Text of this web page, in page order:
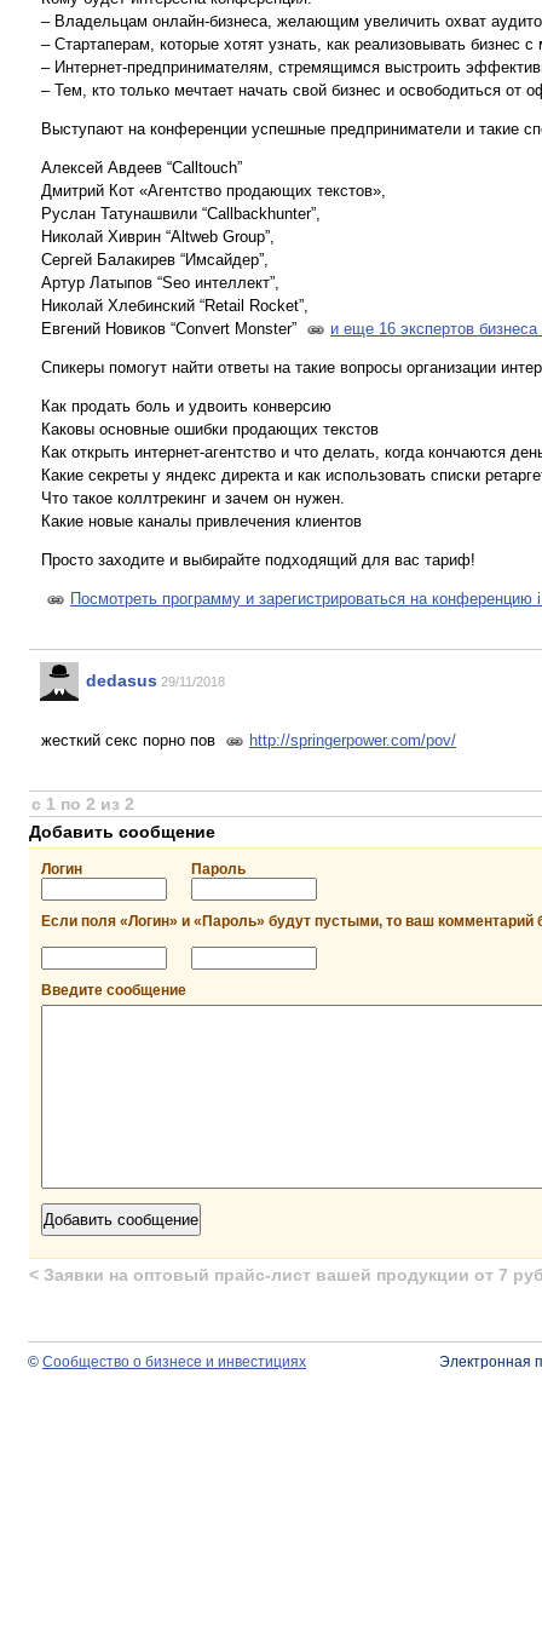
– Владельцам онлайн-бизнеса, желающим увеличить охват
– Стартаперам, которые хотят узнать, как реализовывать бизнес
– Интернет-предпринимателям, стремящимся выстроить
– Тем, кто только мечтает начать свой бизнес и освободиться от
Выступают на конференции успешные предприниматели и такие
Алексей Авдеев “Calltouch”
Дмитрий Кот «Агентство продающих текстов»,
Руслан Татунашвили “Callbackhunter”,
Николай Хиврин “Altweb Group”,
Сергей Балакирев “Имсайдер”,
Артур Латыпов “Seo интеллект”,
Николай Хлебинский “Retail Rocket”,
Евгений Новиков “Convert Monster”
и еще 16 экспертов
Спикеры помогут найти ответы на такие вопросы организации
Как продать боль и удвоить конверсию
Каковы основные ошибки продающих текстов
Как открыть интернет-агентство и что делать, когда кончаются
Какие секреты у яндекс директа и как использовать списки
Что такое коллтрекинг и зачем он нужен.
Какие новые каналы привлечения клиентов
Просто заходите и выбирайте подходящий для вас тариф!
Посмотреть программу и зарегистрироваться на конференцию
dedasus 29/11/2018
жесткий секс порно пов http://springerpower.com/pov/
с 1 по 2 из 2
Добавить сообщение
Логин Пароль
Если поля «Логин» и «Пароль» будут пустыми, то ваш комментарий
Введите сообщение
< Заявки на оптовый прайс-лист вашей продукции от 7
© Сообщество о бизнесе и инвестициях Электронная